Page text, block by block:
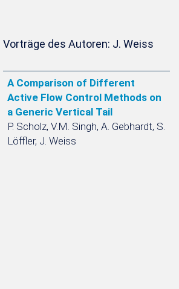
Vorträge des Autoren: J. Weiss
A Comparison of Different
Active Flow Control Methods on
a Generic Vertical Tail
P. Scholz, V.M. Singh, A. Gebhardt, S.
Löffler, J. Weiss